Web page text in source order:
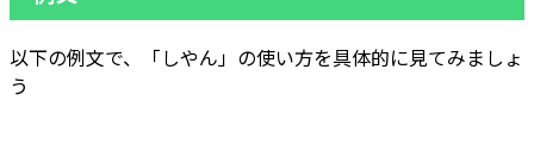
以下の例文で、「しやん」の使い方を具体的に見てみましょ
う